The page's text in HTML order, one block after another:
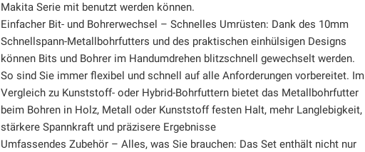
Makita Serie mit benutzt werden können.
Einfacher Bit- und Bohrerwechsel – Schnelles Umrüsten: Dank des 10mm
Schnellspann-Metallbohrfutters und des praktischen einhülsigen Designs
können Bits und Bohrer im Handumdrehen blitzschnell gewechselt werden.
So sind Sie immer flexibel und schnell auf alle Anforderungen vorbereitet. Im
Vergleich zu Kunststoff- oder Hybrid-Bohrfuttern bietet das Metallbohrfutter
beim Bohren in Holz, Metall oder Kunststoff festen Halt, mehr Langlebigkeit,
stärkere Spannkraft und präzisere Ergebnisse
Umfassendes Zubehör – Alles, was Sie brauchen: Das Set enthält nicht nur